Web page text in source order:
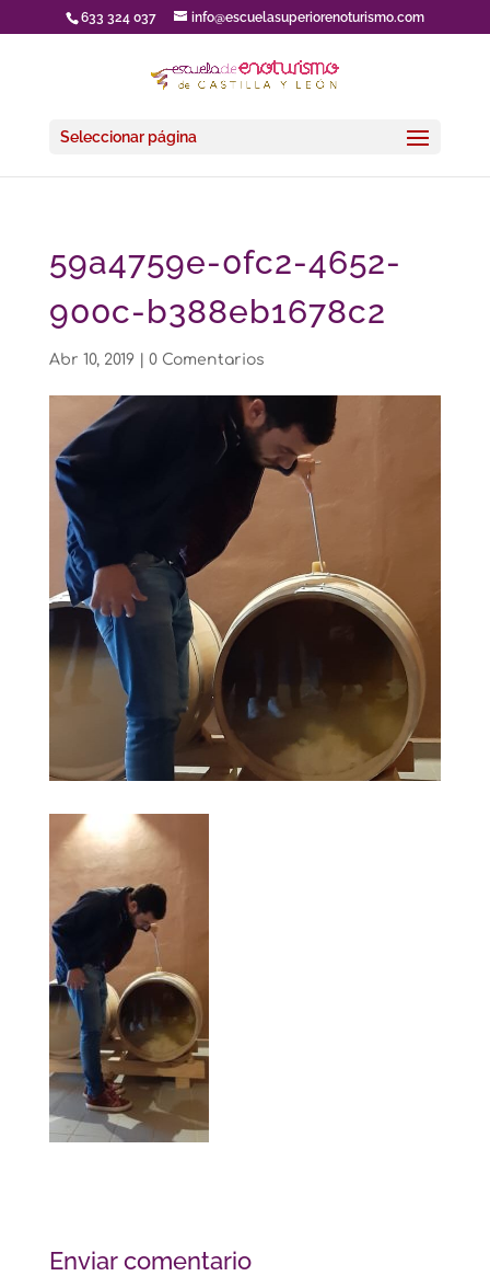
633 324 037 info@escuelasuperiorenoturismo.com
Seleccionar página
59a4759e-0fc2-4652-
900c-b388eb1678c2
Abr 10, 2019| 0 Comentarios
Enviar comentario